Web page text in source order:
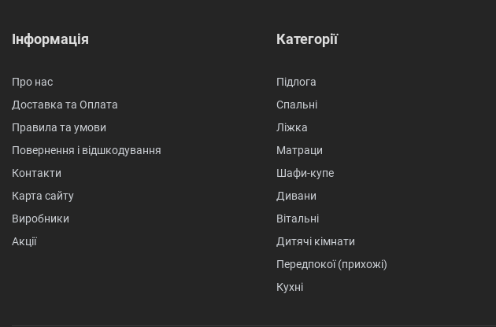
Інформація
Про нас
Доставка та Оплата
Правила та умови
Повернення і відшкодування
Контакти
Карта сайту
Виробники
Акції
Категорії
Підлога
Спальні
Ліжка
Матраци
Шафи-купе
Дивани
Вітальні
Дитячі кімнати
Передпокої (прихожі)
Кухні